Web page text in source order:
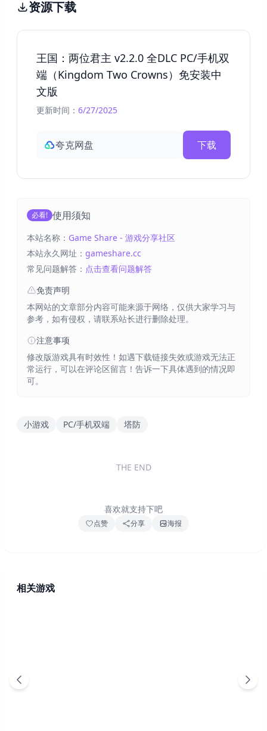
资源下载
王国：两位君主 v2.2.0 全DLC PC/手机双
端（Kingdom Two Crowns）免安装中
文版
更新时间： 6/27/2025
夸克网盘 下载
必看! 使用须知
本站名称： Game Share - 游戏分享社区
本站永久网址： gameshare.cc
常见问题解答： 点击查看问题解答
免责声明
本网站的文章部分内容可能来源于网络，仅供大家学习与
参考，如有侵权，请联系站长进行删除处理。
注意事项
修改版游戏具有时效性！如遇下载链接失效或游戏无法正
常运行，可以在评论区留言！告诉一下具体遇到的情况即
可。
小游戏 PC/手机双端 塔防
THE END
喜欢就支持下吧
点赞 分享 海报
相关游戏